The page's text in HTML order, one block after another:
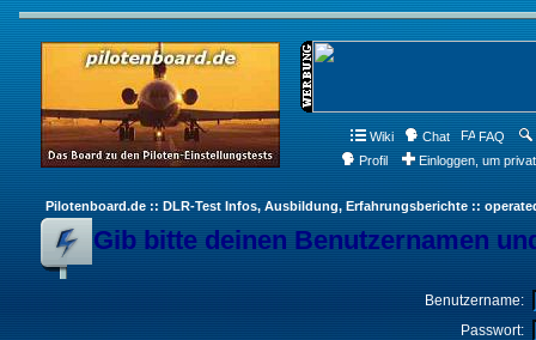
Wiki Chat FAQ
Profil
Einloggen, um
Pilotenboard.de :: DLR-Test Infos, Ausbildung, Erfahrungsberichte ::
Gib bitte deinen Benutzernamen
Benutzername:
Passwort: